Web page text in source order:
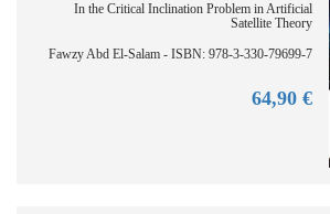
In the Critical Inclination Problem in Artificial
Satellite Theory
Fawzy Abd El-Salam - ISBN: 978-3-330-79699-7
€ 64,
90